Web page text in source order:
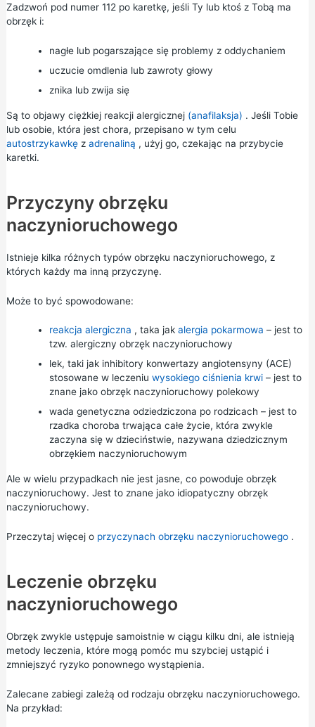
Zadzwoń pod numer 112 po karetkę, jeśli Ty lub ktoś z Tobą ma
obrzęk i:
nagłe lub pogarszające się problemy z oddychaniem
uczucie omdlenia lub zawroty głowy
znika lub zwija się
Są to objawy ciężkiej reakcji alergicznej (anafilaksja) . Jeśli Tobie
lub osobie, która jest chora, przepisano w tym celu
autostrzykawkęz adrenaliną , użyj go, czekając na przybycie
karetki.
Przyczyny obrzęku
naczynioruchowego
Istnieje kilka różnych typów obrzęku naczynioruchowego, z
których każdy ma inną przyczynę.
Może to być spowodowane:
reakcja alergiczna , taka jak alergia pokarmowa – jest to
tzw. alergiczny obrzęk naczynioruchowy
lek, taki jak inhibitory konwertazy angiotensyny (ACE)
stosowane w leczeniu wysokiego ciśnienia krwi– jest to
znane jako obrzęk naczynioruchowy polekowy
wada genetyczna odziedziczona po rodzicach – jest to
rzadka choroba trwająca całe życie, która zwykle
zaczyna się w dzieciństwie, nazywana dziedzicznym
obrzękiem naczynioruchowym
Ale w wielu przypadkach nie jest jasne, co powoduje obrzęk
naczynioruchowy. Jest to znane jako idiopatyczny obrzęk
naczynioruchowy.
Przeczytaj więcej o przyczynach obrzęku naczynioruchowego.
Leczenie obrzęku
naczynioruchowego
Obrzęk zwykle ustępuje samoistnie w ciągu kilku dni, ale istnieją
metody leczenia, które mogą pomóc mu szybciej ustąpić i
zmniejszyć ryzyko ponownego wystąpienia.
Zalecane zabiegi zależą od rodzaju obrzęku naczynioruchowego.
Na przykład: